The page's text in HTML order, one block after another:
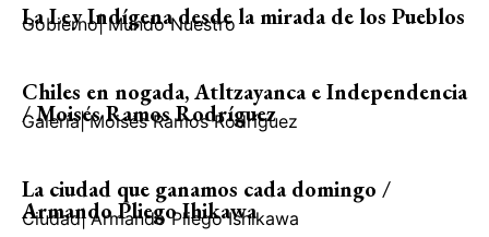
La Ley Indígena desde la mirada de los Pueblos
Gobierno| Mundo Nuestro
Chiles en nogada, Atltzayanca e Independencia
/ Moisés Ramos Rodríguez
Galería| Moisés Ramos Rodríguez
La ciudad que ganamos cada domingo /
Armando Pliego Ihikawa
Ciudad| Armando Pliego Ishikawa